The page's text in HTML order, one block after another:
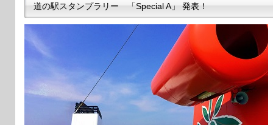
道の駅スタンプラリー 「Special A」 発表！